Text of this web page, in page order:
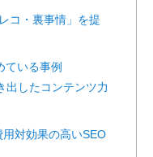
コ・裏事情」を提
ている事例
出したコンテンツ力
対効果の高いSEO